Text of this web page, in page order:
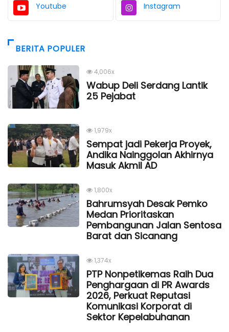
Youtube Instagram
BERITA POPULER
4,006x
Wabup Deli Serdang Lantik
25 Pejabat
1,979x
Sempat jadi Pekerja Proyek,
Andika Nainggolan Akhirnya
Masuk Akmil AD
1,800x
Bahrumsyah Desak Pemko
Medan Prioritaskan
Pembangunan Jalan Sentosa
Barat dan Sicanang
1,374x
PTP Nonpetikemas Raih Dua
Penghargaan di PR Awards
2026, Perkuat Reputasi
Komunikasi Korporat di
Sektor Kepelabuhanan